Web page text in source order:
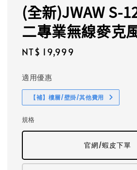
(全新)JWAW S-
二專業無線麥克
Regular
NT$ 19,999
適用優惠
【補】樓層/壁掛/其他費用
規格
官網/蝦皮下單